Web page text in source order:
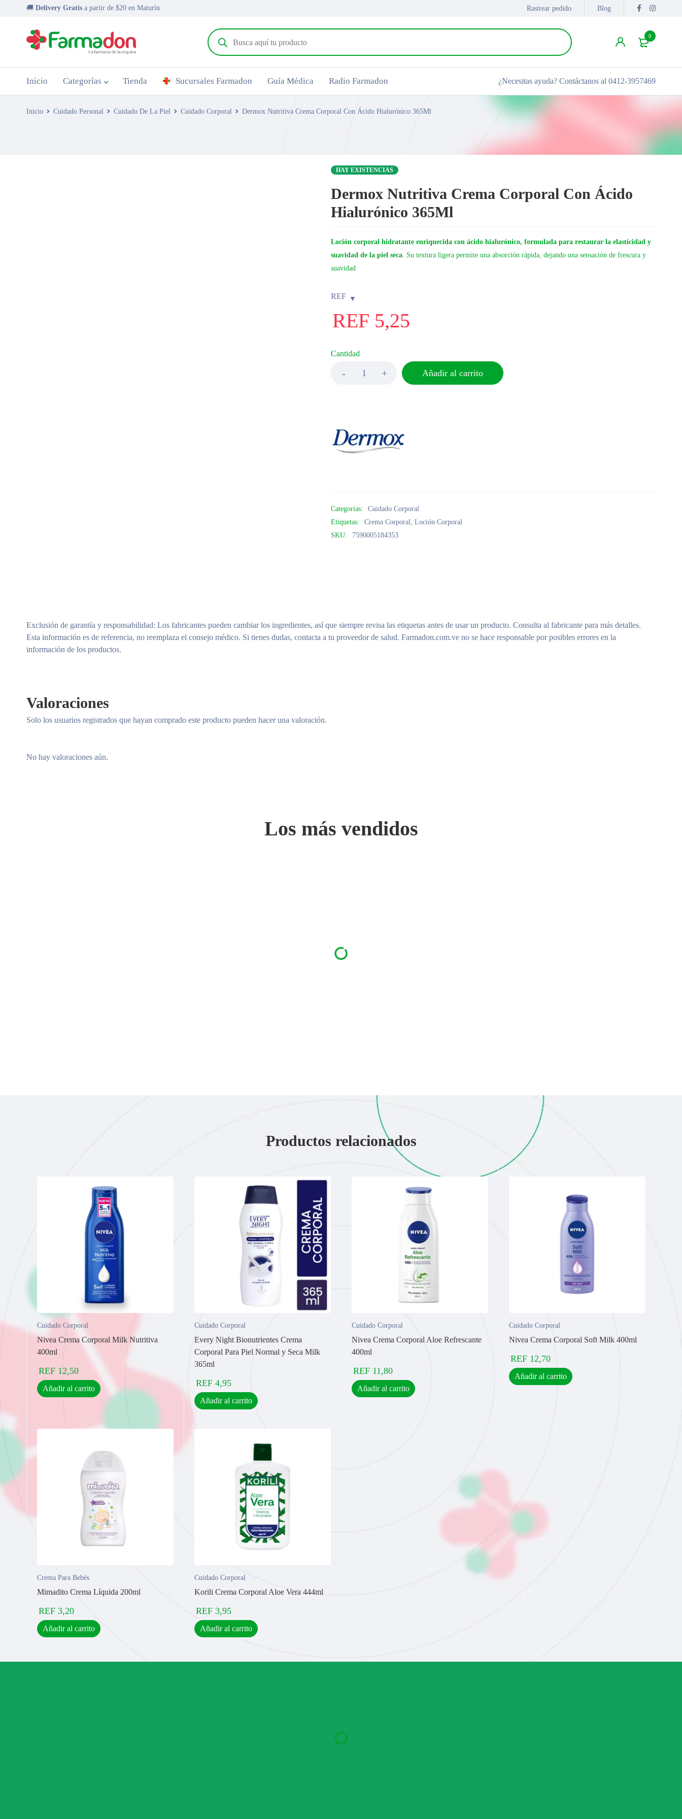
🚚 Delivery Gratis a partir de $20 en Maturín Rastrear pedido Blog
0
Inicio Categorías Tienda Sucursales Farmadon Guía Médica Radio Farmadon ¿Necesitas ayuda? Contáctanos al 0412-3957469
Inicio Cuidado Personal Cuidado De La Piel Cuidado Corporal Dermox Nutritiva Crema Corporal Con Ácido Hialurónico 365Ml
HAY EXISTENCIAS
Dermox Nutritiva Crema Corporal Con Ácido
Hialurónico 365Ml
Loción corporal hidratante enriquecida con ácido hialurónico, formulada para restaurar la elasticidad y
suavidad de la piel seca. Su textura ligera permite una absorción rápida, dejando una sensación de frescura y
suavidad
REF
REF 5,25
Cantidad
Añadir al carrito
Categorías:
Cuidado Corporal
Etiquetas:
Crema Corporal,Loción Corporal
SKU:
7590005184353
Exclusión de garantía y responsabilidad: Los fabricantes pueden cambiar los ingredientes, así que siempre revisa las etiquetas antes de usar un producto. Consulta al fabricante para más detalles.
Esta información es de referencia, no reemplaza el consejo médico. Si tienes dudas, contacta a tu proveedor de salud. Farmadon.com.ve no se hace responsable por posibles errores en la
información de los productos.
Valoraciones
No hay valoraciones aún.
Solo los usuarios registrados que hayan comprado este producto pueden hacer una valoración.
Los más vendidos
Productos relacionados
Cuidado Corporal
Nivea Crema Corporal Milk Nutritiva
400ml
REF 12,50
Añadir al carrito
Cuidado Corporal
Every Night Bionutrientes Crema
Corporal Para Piel Normal y Seca Milk
365ml
REF 4,95
Añadir al carrito
Cuidado Corporal
Nivea Crema Corporal Aloe Refrescante
400ml
REF 11,80
Añadir al carrito
Cuidado Corporal
Nivea Crema Corporal Soft Milk 400ml
REF 12,70
Añadir al carrito
Crema Para Bebés
Mimadito Crema Líquida 200ml
REF 3,20
Añadir al carrito
Cuidado Corporal
Korili Crema Corporal Aloe Vera 444ml
REF 3,95
Añadir al carrito